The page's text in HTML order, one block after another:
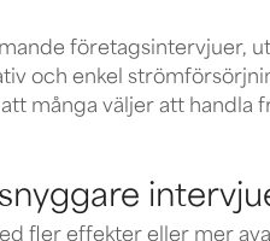
företagsintervjuer,
och enkel
många väljer att handla
fler effekter eller mer